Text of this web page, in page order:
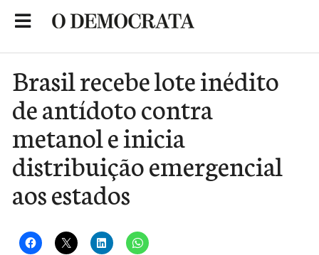
Brasil recebe lote inédito
de antídoto contra
metanol e inicia
distribuição emergencial
aos estados